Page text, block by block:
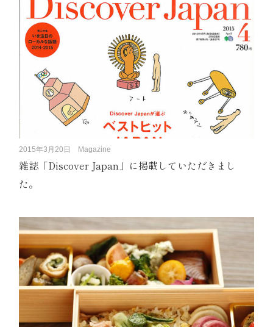
2015年3月20日 Magazine
雑誌「Discover Japan」に掲載していただきまし
た。